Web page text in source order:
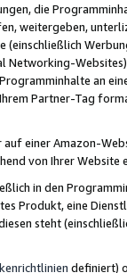
die
weitergeben,
(einschließlich
Networking-
an
Partner-Tag
einer Amazon-
von Ihrer
in den
Produkt, eine
steht
definiert)